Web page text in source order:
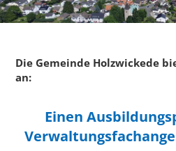
Die Gemeinde Holzwickede
an:
Einen